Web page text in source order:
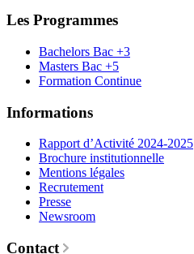
Les Programmes
Bachelors Bac +3
Masters Bac +5
Formation Continue
Informations
Rapport d’Activité 2024-2025
Brochure institutionnelle
Mentions légales
Recrutement
Presse
Newsroom
Contact